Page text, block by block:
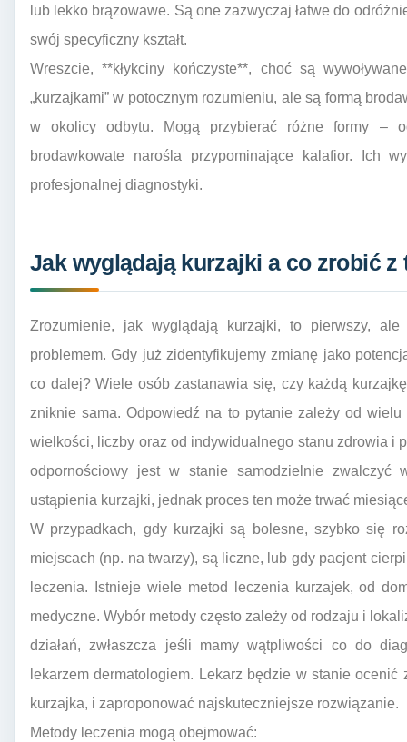
lub lekko brązowawe. Są one zazwyczaj łatwe do
swój specyficzny kształt.
Wreszcie, **kłykciny kończyste**, choć są
„kurzajkami” w potocznym rozumieniu, ale są formą
w okolicy odbytu. Mogą przybierać różne formy –
brodawkowate narośla przypominające kalafior. Ich
profesjonalnej diagnostyki.
Jak wyglądają kurzajki a co zrobić z
Zrozumienie, jak wyglądają kurzajki, to pierwszy,
problemem. Gdy już zidentyfikujemy zmianę jako
co dalej? Wiele osób zastanawia się, czy każdą
zniknie sama. Odpowiedź na to pytanie zależy od
wielkości, liczby oraz od indywidualnego stanu zdrowia i
odpornościowy jest w stanie samodzielnie zwalczyć
ustąpienia kurzajki, jednak proces ten może trwać
W przypadkach, gdy kurzajki są bolesne, szybko się
miejscach (np. na twarzy), są liczne, lub gdy pacjent
leczenia. Istnieje wiele metod leczenia kurzajek, od
medyczne. Wybór metody często zależy od rodzaju i
działań, zwłaszcza jeśli mamy wątpliwości co do
lekarzem dermatologiem. Lekarz będzie w stanie
kurzajka, i zaproponować najskuteczniejsze rozwiązanie.
Metody leczenia mogą obejmować: